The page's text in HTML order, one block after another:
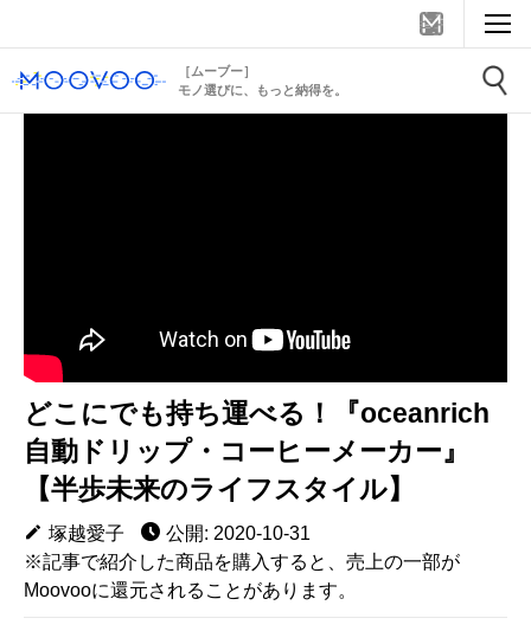
［ムーブー］
モノ選びに、もっと納得を。
どこにでも持ち運べる！『oceanrich
自動ドリップ・コーヒーメーカー』
【半歩未来のライフスタイル】
塚越愛子
公開: 2020-10-31
※記事で紹介した商品を購入すると、売上の一部が
Moovooに還元されることがあります。